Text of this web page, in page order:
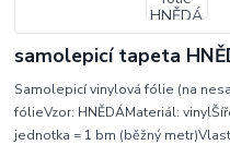
samolepicí tapeta
Samolepicí vinylová fólie (na
fólieVzor: HNĚDÁMateriál:
jednotka = 1 bm (běžný